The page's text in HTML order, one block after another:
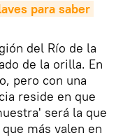
para saber
del Río de la
de la orilla. En
pero con una
reside en que
será la que
más valen en